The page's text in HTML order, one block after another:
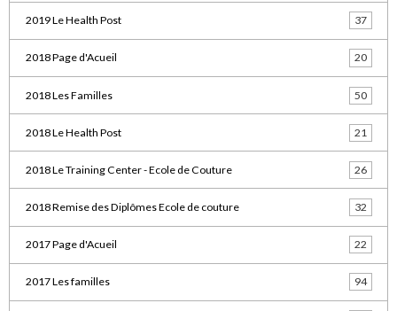
2019 Le Health Post 37
2018 Page d'Acueil 20
2018 Les Familles 50
2018 Le Health Post 21
2018 Le Training Center - Ecole de Couture 26
2018 Remise des Diplômes Ecole de couture 32
2017 Page d'Acueil 22
2017 Les familles 94